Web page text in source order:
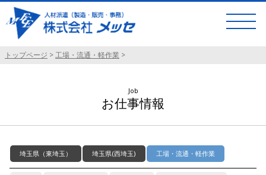
トップページ >工場・流通・軽作業 >
Job
お仕事情報
埼玉県（東埼玉） 埼玉県(西埼玉) 工場・流通・軽作業